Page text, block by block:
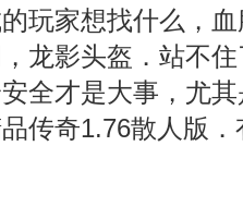
玩家想找什么，
龙影头盔．站不
全才是大事，尤
传奇1.76散人版